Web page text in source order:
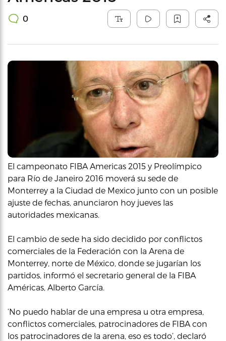
0
El campeonato FIBA Americas 2015 y Preolímpico
para Río de Janeiro 2016 moverá su sede de
Monterrey a la Ciudad de Mexico junto con un posible
ajuste de fechas, anunciaron hoy jueves las
autoridades mexicanas.
El cambio de sede ha sido decidido por conflictos
comerciales de la Federación con la Arena de
Monterrey, norte de México, donde se jugarían los
partidos, informó el secretario general de la FIBA
Américas, Alberto García.
‘No puedo hablar de una empresa u otra empresa,
conflictos comerciales, patrocinadores de FIBA con
los patrocinadores de la arena, eso es todo’, declaró